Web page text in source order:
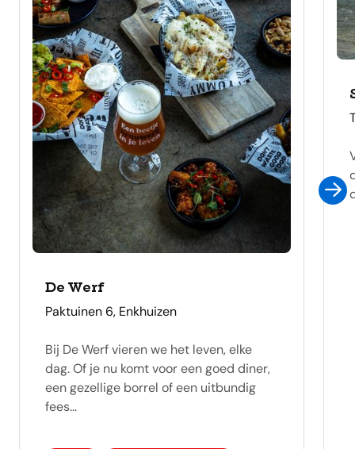
De Werf
adres
Paktuinen 6, Enkhuizen
Bij De Werf vieren we het leven, elke
dag. Of je nu komt voor een goed diner,
een gezellige borrel of een uitbundig
fees...